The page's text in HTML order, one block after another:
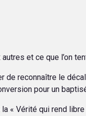
et ce que l’on
reconnaître le
pour un
« Vérité qui rend